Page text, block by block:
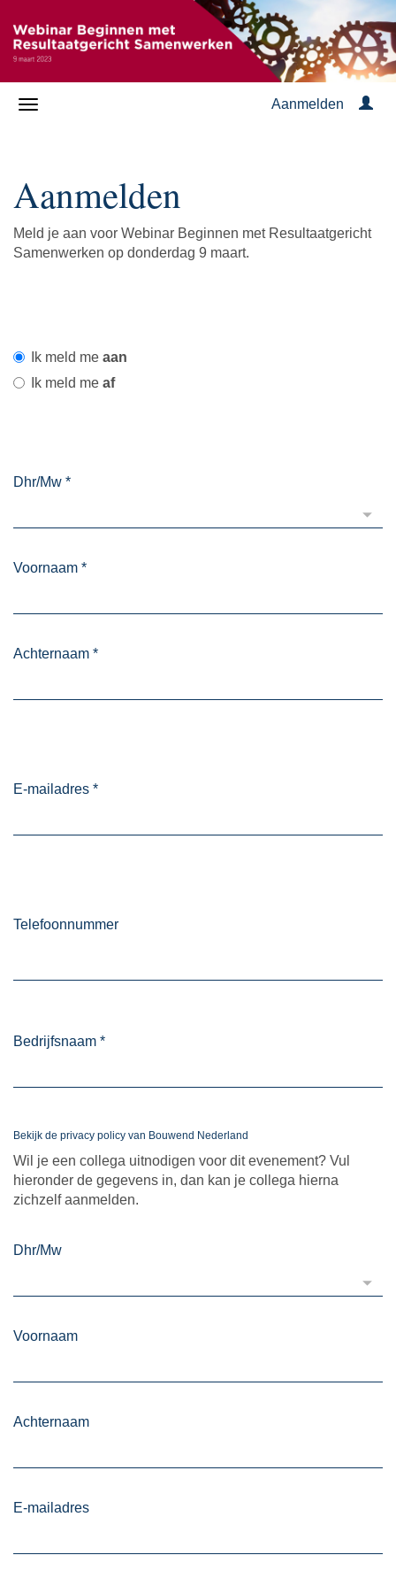
Aanmelden
Aanmelden
Meld je aan voor Webinar Beginnen met Resultaatgericht
Samenwerken op donderdag 9 maart.
Ik meld me aan
Ik meld me af
Dhr/Mw *
Voornaam *
Achternaam *
E-mailadres *
Telefoonnummer
Bedrijfsnaam *
Bekijk de privacy policy van Bouwend Nederland
Wil je een collega uitnodigen voor dit evenement? Vul
hieronder de gegevens in, dan kan je collega hierna
zichzelf aanmelden.
Dhr/Mw
Voornaam
Achternaam
E-mailadres